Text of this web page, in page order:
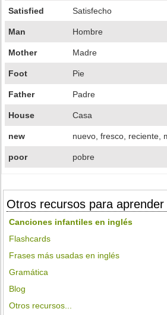
Satisfied Satisfecho
Man Hombre
Mother Madre
Foot Pie
Father Padre
House Casa
new nuevo, fresco, reciente,
poor pobre
Otros recursos para aprender
Canciones infantiles en inglés
Flashcards
Frases más usadas en inglés
Gramática
Blog
Otros recursos...